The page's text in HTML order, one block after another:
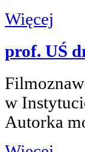
Więcej
prof. UŚ
w
Autorka